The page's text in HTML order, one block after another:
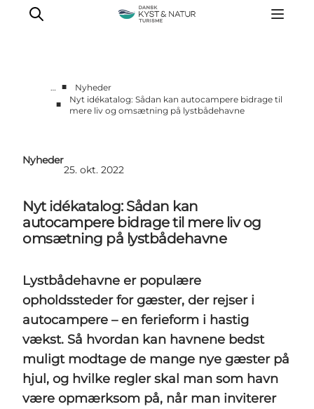
Nyheder
Vidensbank
Om os
Kontakt
… ■
Nyheder
■
Nyt idékatalog: Sådan kan autocampere bidrage til
mere liv og omsætning på lystbådehavne
Nyheder
25. okt. 2022
Nyt idékatalog: Sådan kan
autocampere bidrage til mere liv og
omsætning på lystbådehavne
Lystbådehavne er populære
opholdssteder for gæster, der rejser i
autocampere – en ferieform i hastig
vækst. Så hvordan kan havnene bedst
muligt modtage de mange nye gæster på
hjul, og hvilke regler skal man som havn
være opmærksom på, når man inviterer